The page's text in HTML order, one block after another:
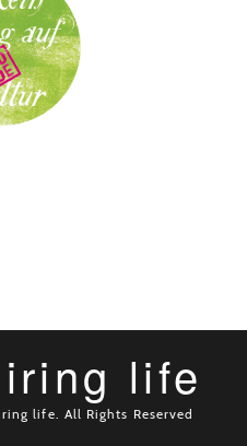
life
life. All Rights Reserved